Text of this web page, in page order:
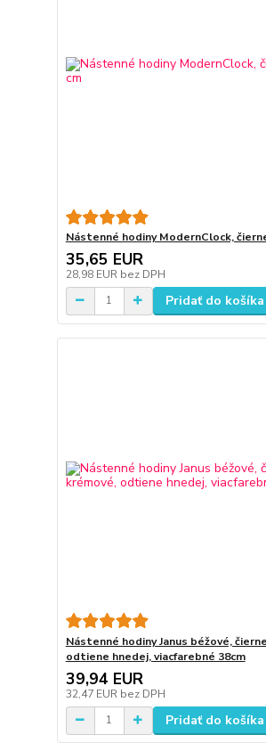
Nástenné hodiny ModernClock,
35,65 EUR
28,98 EUR bez DPH
Pridať do košíka
Nástenné hodiny Janus béžové,
odtiene hnedej, viacfarebné 38cm
39,94 EUR
32,47 EUR bez DPH
Pridať do košíka